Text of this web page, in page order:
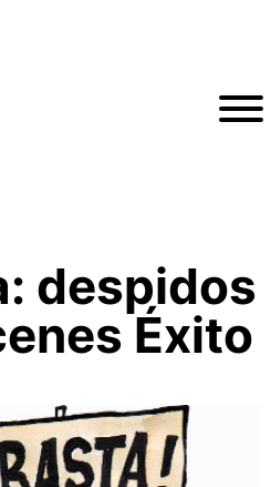
despidos
Éxito